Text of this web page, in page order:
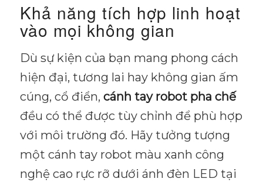
Khả năng tích hợp linh hoạt
vào mọi không gian
Dù sự kiện của bạn mang phong cách
hiện đại, tương lai hay không gian ấm
cúng, cổ điển, cánh tay robot pha chế
đều có thể được tùy chỉnh để phù hợp
với môi trường đó. Hãy tưởng tượng
một cánh tay robot màu xanh công
nghệ cao rực rỡ dưới ánh đèn LED tại